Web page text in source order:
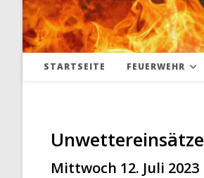
STARTSEITE FEUERWEHR
Unwettereinsätze
Mittwoch 12. Juli 2023